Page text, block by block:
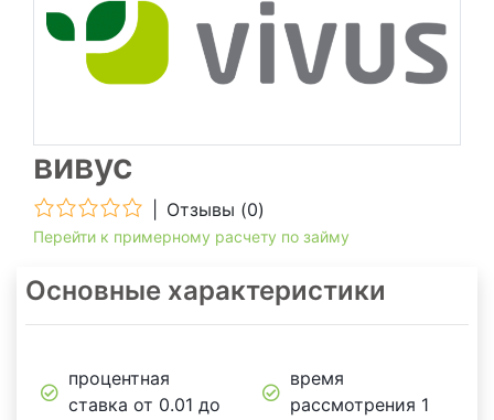
вивус
Отзывы (0)
Перейти к примерному расчету по займу
Основные характеристики
процентная
ставка от 0.01 до
время
рассмотрения 1